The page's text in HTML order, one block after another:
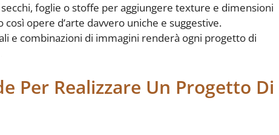
foglie o stoffe per aggiungere texture e dimensioni
opere d’arte davvero uniche e suggestive.
e combinazioni di immagini renderà ogni progetto di
Per Realizzare Un Progetto Di